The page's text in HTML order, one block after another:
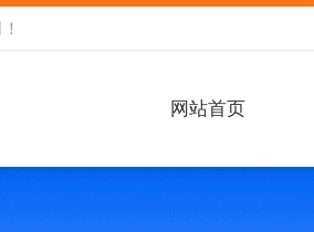
！
网站首页